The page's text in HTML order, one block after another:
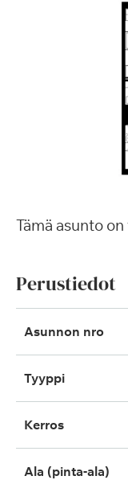
Tämä asunto
Perustiedot
Asunnon nro
Tyyppi
Kerros
Ala (pinta-ala)